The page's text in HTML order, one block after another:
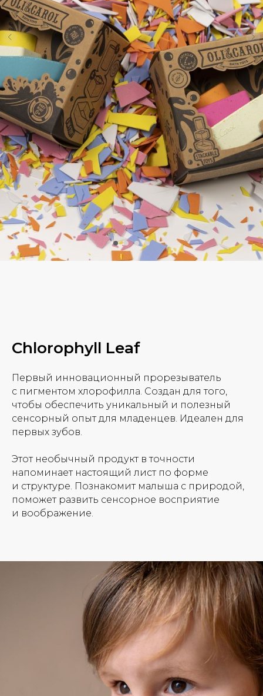
Chlorophyll Leaf
Первый инновационный прорезыватель
с пигментом хлорофилла. Создан для того,
чтобы обеспечить уникальный и полезный
сенсорный опыт для младенцев. Идеален для
первых зубов.
Этот необычный продукт в точности
напоминает настоящий лист по форме
и структуре. Познакомит малыша с природой,
поможет развить сенсорное восприятие
и воображение.